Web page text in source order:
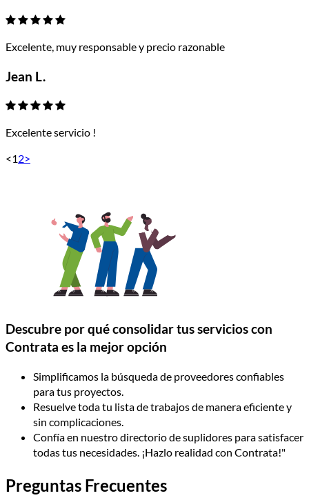
Excelente, muy responsable y precio razonable
Jean L.
Excelente servicio !
<12>
Descubre por qué consolidar tus servicios con
Contrata es la mejor opción
Simplificamos la búsqueda de proveedores confiables
para tus proyectos.
Resuelve toda tu lista de trabajos de manera eficiente y
sin complicaciones.
Confía en nuestro directorio de suplidores para satisfacer
todas tus necesidades. ¡Hazlo realidad con Contrata!"
Preguntas Frecuentes